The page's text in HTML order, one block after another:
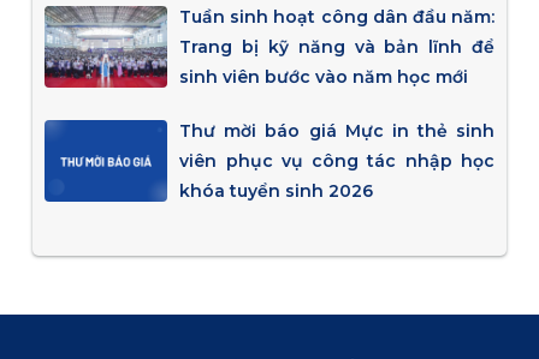
Tuần sinh hoạt công dân đầu năm:
Trang bị kỹ năng và bản lĩnh để
sinh viên bước vào năm học mới
Thư mời báo giá Mực in thẻ sinh
viên phục vụ công tác nhập học
khóa tuyển sinh 2026